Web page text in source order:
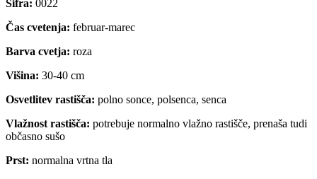
Šifra: 0022
Čas cvetenja: februar-marec
Barva cvetja: roza
Višina: 30-40 cm
Osvetlitev rastišča: polno sonce, polsenca, senca
Vlažnost rastišča: potrebuje normalno vlažno rastišče, prenaša tudi
občasno sušo
Prst: normalna vrtna tla